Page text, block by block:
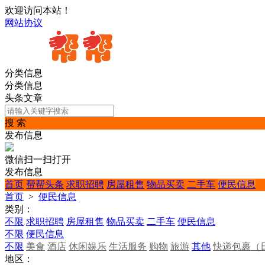
欢迎访问本站！
网站协议
分类信息
分类信息
头条文章
搜 索
发布信息
微信扫一扫打开
发布信息
首页 帮帮头条 求职招聘 房屋租售 物品买卖 二手车 便民信息
首页 > 便民信息
类别：
不限 求职招聘 房屋租售 物品买卖 二手车 便民信息
不限 便民信息
不限 美食 酒店 休闲娱乐 生活服务 购物 旅游 其他 快递包裹（
地区：